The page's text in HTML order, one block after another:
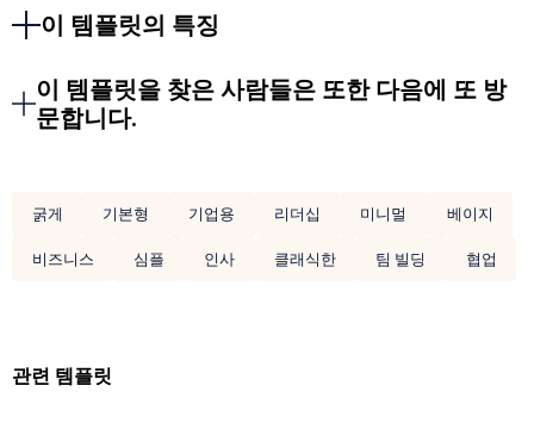
이 템플릿의 특징
이 템플릿을 찾은 사람들은 또한 다음에 또 방
문합니다.
굵게 기본형 기업용 리더십 미니멀
베이지
비즈니스
심플 인사 클래식한 팀 빌딩 협업
관련 템플릿